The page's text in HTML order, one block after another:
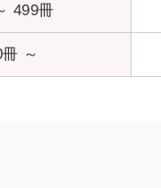
499冊
～